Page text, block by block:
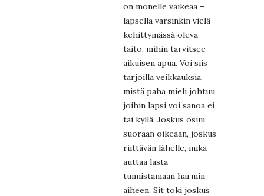
on monelle vaikeaa –
lapsella varsinkin vielä
kehittymässä oleva
taito, mihin tarvitsee
aikuisen apua. Voi siis
tarjoilla veikkauksia,
mistä paha mieli johtuu,
joihin lapsi voi sanoa ei
tai kyllä. Joskus osuu
suoraan oikeaan, joskus
riittävän lähelle, mikä
auttaa lasta
tunnistamaan harmin
aiheen. Sit toki joskus